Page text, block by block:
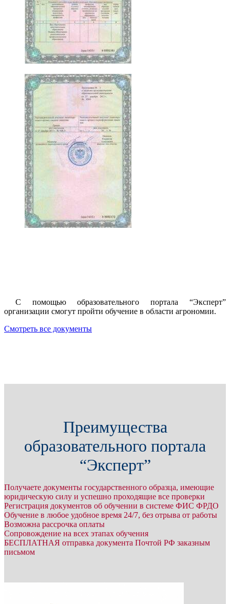
С помощью образовательного портала “Эксперт”
организации смогут пройти обучение в области агрономии.
Смотреть все документы
Преимущества
образовательного портала
“Эксперт”
Получаете документы государственного образца, имеющие
юридическую силу и успешно проходящие все проверки
Регистрация документов об обучении в системе ФИС ФРДО
Обучение в любое удобное время 24/7, без отрыва от работы
Возможна рассрочка оплаты
Сопровождение на всех этапах обучения
БЕСПЛАТНАЯ отправка документа Почтой РФ заказным
письмом